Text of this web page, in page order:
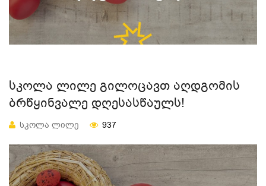
ᲡᲙᲝᲚᲐ ᲚᲘᲚᲔ ᲒᲘᲚᲝᲪᲐᲕᲗ ᲐᲦᲓᲒᲝᲛᲘᲡ
ᲑᲠᲬᲧᲘᲜᲕᲐᲚᲔ ᲓᲦᲔᲡᲐᲡᲬᲐᲣᲚᲡ!
ᲡᲙᲝᲚᲐ ᲚᲘᲚᲔ 937